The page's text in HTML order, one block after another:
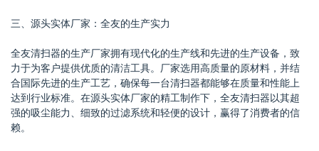
三、源头实体厂家：全友的生产实力
全友清扫器的生产厂家拥有现代化的生产线和先进的生产设备，致
力于为客户提供优质的清洁工具。厂家选用高质量的原材料，并结
合国际先进的生产工艺，确保每一台清扫器都能够在质量和性能上
达到行业标准。在源头实体厂家的精工制作下，全友清扫器以其超
强的吸尘能力、细致的过滤系统和轻便的设计，赢得了消费者的信
赖。